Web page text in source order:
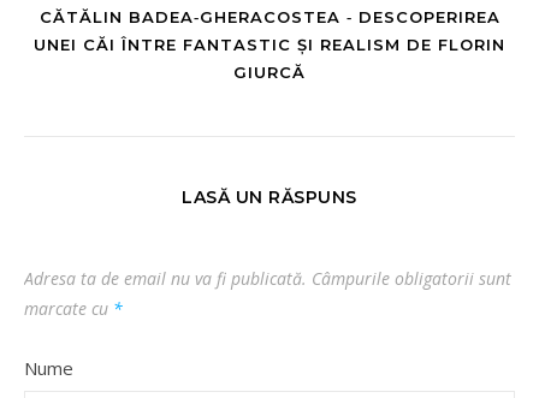
CĂTĂLIN BADEA‑GHERACOSTEA ‑ DESCOPERIREA
UNEI CĂI ÎNTRE FANTASTIC ȘI REALISM DE FLORIN
GIURCĂ
LASĂ UN RĂSPUNS
Adresa ta de email nu va fi publicată. Câmpurile obligatorii sunt
marcate cu *
Nume